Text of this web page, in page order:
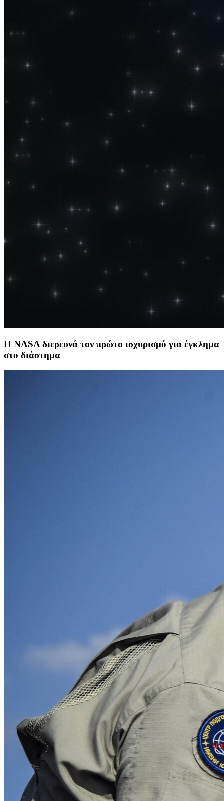
Η NASA διερευνά τον πρώτο ισχυρισμό για έγκλημα
στο διάστημα